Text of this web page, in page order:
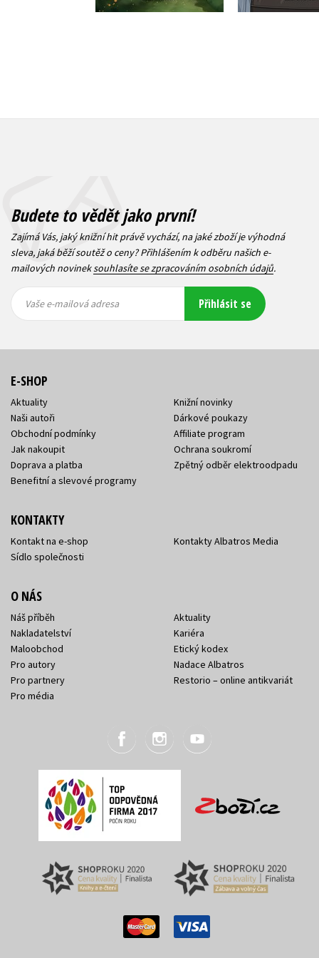
Budete to vědět jako první!
Zajímá Vás, jaký knižní hit právě vychází, na jaké zboží je výhodná
sleva, jaká běží soutěž o ceny? Přihlášením k odběru našich e-
mailových novineksouhlasíte se zpracováním osobních údajů.
mailová
mailová
Vaše e-mailová adresa Přihlásit se
E-SHOP
Aktuality
Naši autoři
Obchodní podmínky
Jak nakoupit
Doprava a platba
Benefitní a slevové programy
Knižní novinky
Dárkové poukazy
Affiliate program
Ochrana soukromí
Zpětný odběr elektroodpadu
KONTAKTY
Kontakt na e-shop
Sídlo společnosti
Kontakty Albatros Media
O NÁS
Náš příběh
Nakladatelství
Maloobchod
Pro autory
Pro partnery
Pro média
Aktuality
Kariéra
Etický kodex
Nadace Albatros
Restorio – online antikvariát